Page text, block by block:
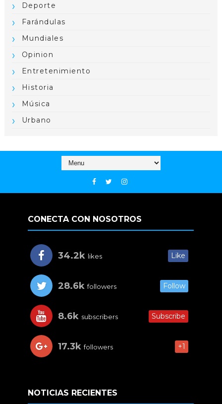
Deporte
Farándulas
Mundiales
Opinion
Entretenimiento
Historia
Música
Urbano
CONECTA CON NOSOTROS
34.2k likes Like
28.6k followers Follow
8.6k subscribers Subscribe
17.3k followers +1
NOTICIAS RECIENTES